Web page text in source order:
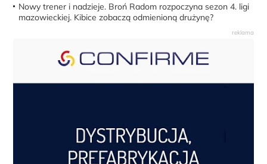
Nowy trener i nadzieje. Broń Radom rozpoczyna sezon 4. ligi
mazowieckiej. Kibice zobaczą odmienioną drużynę?